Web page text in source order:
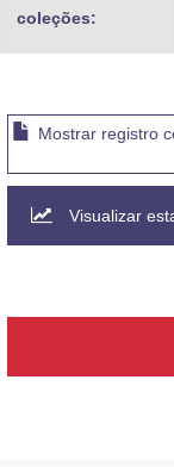
coleções:
Mostrar registro
Visualizar